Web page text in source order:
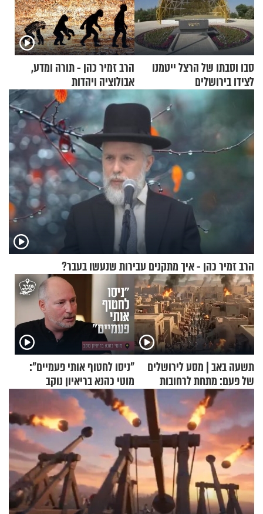
סבו וסבתו של הרצל ייטמנו
לצידו בירושלים
הרב זמיר כהן - תורה ומדע,
אבולוציה ויהדות
הרב זמיר כהן - איך מתקנים עבירות שנעשו בעבר?
תשעה באב | מסע לירושלים
של פעם: מתחת לרחובות
ירושלים
"ניסו לחטוף אותי פעמיים":
מוטי כהנא בריאיון נוקב